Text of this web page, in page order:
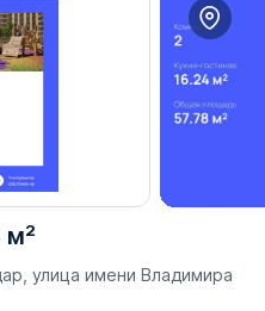
м²
улица имени Владимира